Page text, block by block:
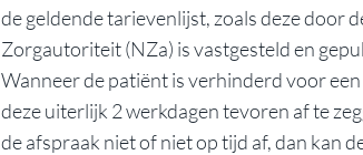
de geldende tarievenlijst, zoals deze door
Zorgautoriteit (NZa) is vastgesteld en
Wanneer de patiënt is verhinderd voor
deze uiterlijk 2 werkdagen tevoren af te
de afspraak niet of niet op tijd af, dan kan